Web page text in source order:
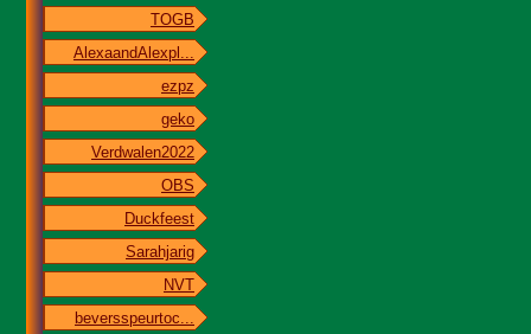
TOGB
AlexaandAlexpl...
ezpz
geko
Verdwalen2022
OBS
Duckfeest
Sarahjarig
NVT
beversspeurtoc...